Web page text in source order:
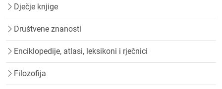
Dječje knjige
Društvene znanosti
Enciklopedije, atlasi, leksikoni i rječnici
Filozofija